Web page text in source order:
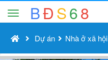
BĐS68
Dự án Nhà ở xã hội